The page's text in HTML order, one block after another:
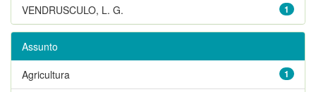
1
VENDRUSCULO, L. G.
Assunto
1
Agricultura